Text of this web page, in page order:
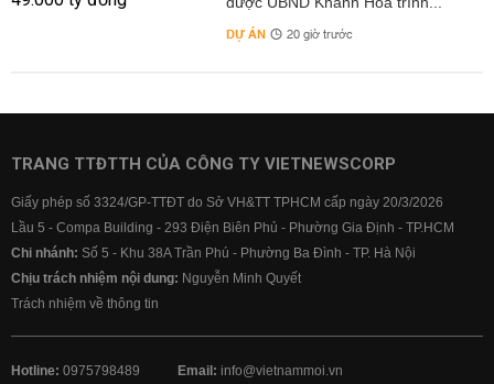
DỰ ÁN 20 giờ trước
TRANG TTĐTTH CỦA CÔNG TY VIETNEWSCORP
Giấy phép số 3324/GP-TTĐT do Sở VH&TT TPHCM cấp ngày 20/3/2026
Lầu 5 - Compa Building - 293 Điện Biên Phủ - Phường Gia Định - TP.HCM
Chi nhánh: Số 5 - Khu 38A Trần Phú - Phường Ba Đình - TP. Hà Nội
Chịu trách nhiệm nội dung: Nguyễn Minh Quyết
Trách nhiệm về thông tin
Hotline: 0975798489 Email: info@vietnammoi.vn